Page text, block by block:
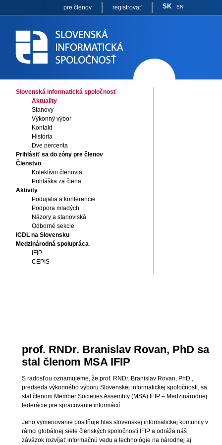
pre členov registrovať SK EN
Slovenská informatická spoločnosť
Aktuality
Stanovy
Výkonný výbor
Kontakt
História
Dve percenta
Prihlásiť sa do zóny pre členov
Členstvo
Kolektívni členovia
Prihláška za člena
Aktivity
Podujatia a konferencie
Podpora mladých
Názory a stanoviská
Odborné sekcie
ICDL na Slovensku
Medzinárodná spolupráca
IFIP
CEPIS
prof. RNDr. Branislav Rovan, PhD sa
stal členom MSA IFIP
S radosťou oznamujeme, že prof. RNDr. Branislav Rovan, PhD.,
predseda výkonného výboru Slovenskej informatickej spoločnosti, sa
stal členom Member Societies Assembly (MSA) IFIP – Medzinárodnej
federácie pre spracovanie informácií.
Jeho vymenovanie posilňuje hlas slovenskej informatickej komunity v
rámci globálnej siete členských spoločností IFIP a odráža náš
záväzok rozvíjať informačnú vedu a technológie na národnej aj